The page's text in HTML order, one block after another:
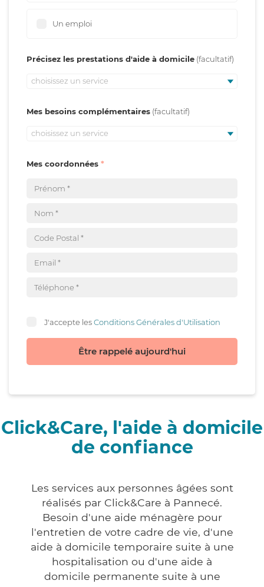
Un emploi
Précisez les prestations d'aide à domicile
choisissez un service
Mes besoins complémentaires
choisissez un service
Mes coordonnées
J'accepte lesConditions Générales d'Utilisation
Être rappelé aujourd'hui
Click&Care, l'aide à domicile
de confiance
Les services aux personnes âgées sont
réalisés par Click&Care à Pannecé.
Besoin d'une aide ménagère pour
l'entretien de votre cadre de vie, d'une
aide à domicile temporaire suite à une
hospitalisation ou d'une aide à
domicile permanente suite à une